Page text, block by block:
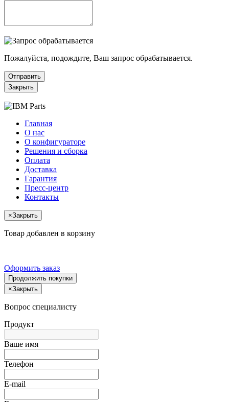
Пожалуйста, подождите, Ваш запрос обрабатывается.
Отправить
Закрыть
Главная
О нас
О конфигураторе
Решения и сборка
Оплата
Доставка
Гарантия
Пресс-центр
Контакты
×Закрыть
Товар добавлен в корзину
Оформить заказ
Продолжить покупки
×Закрыть
Вопрос специалисту
Продукт
Ваше имя
Телефон
E-mail